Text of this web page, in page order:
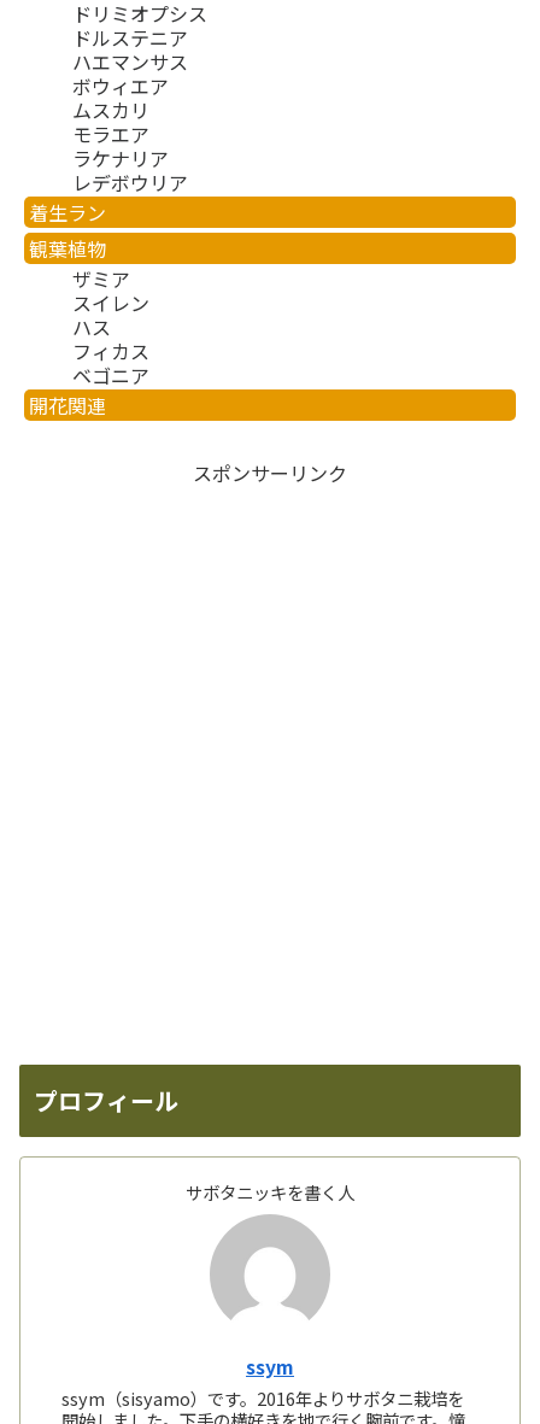
ドリミオプシス
ドルステニア
ハエマンサス
ボウィエア
ムスカリ
モラエア
ラケナリア
レデボウリア
着生ラン
観葉植物
ザミア
スイレン
ハス
フィカス
ベゴニア
開花関連
スポンサーリンク
プロフィール
サボタニッキを書く人
ssym
ssym（sisyamo）です。2016年よりサボタニ栽培を